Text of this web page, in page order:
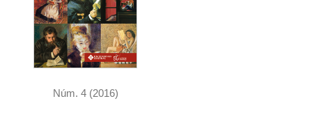
Núm. 4 (2016)